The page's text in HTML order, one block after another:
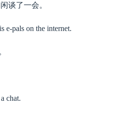
谈了一会。
e-pals on the internet.
chat.